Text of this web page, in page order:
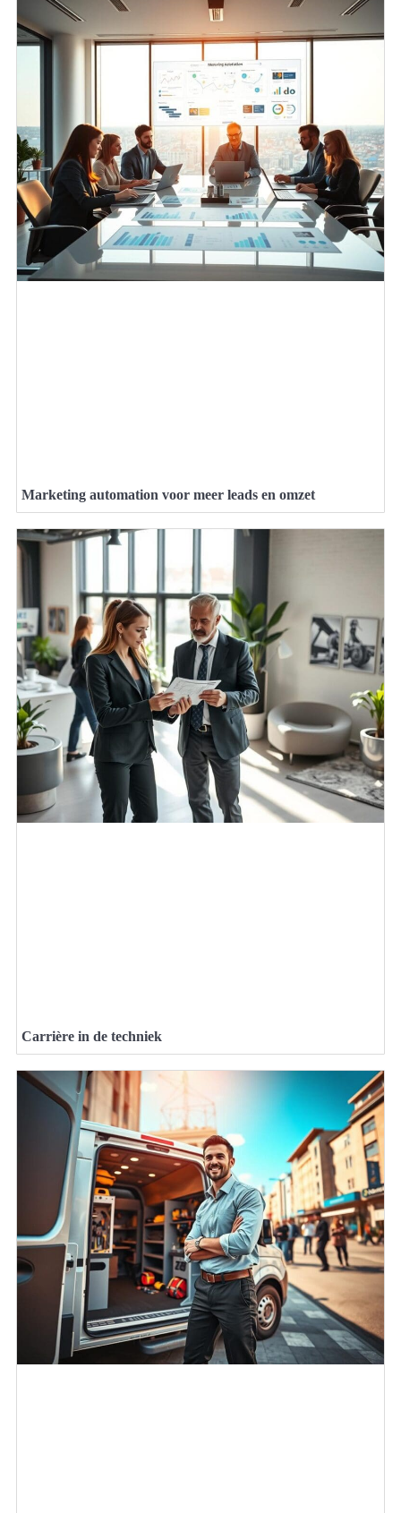
Marketing automation voor meer leads en omzet
Carrière in de techniek